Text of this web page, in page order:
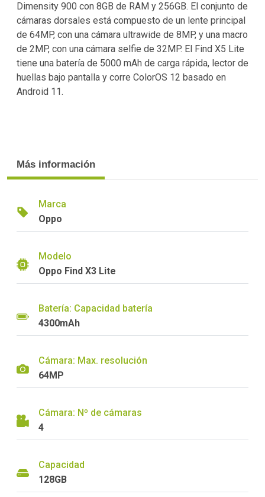
Dimensity 900 con 8GB de RAM y 256GB. El conjunto de
cámaras dorsales está compuesto de un lente principal
de 64MP, con una cámara ultrawide de 8MP, y una macro
de 2MP, con una cámara selfie de 32MP. El Find X5 Lite
tiene una batería de 5000 mAh de carga rápida, lector de
huellas bajo pantalla y corre ColorOS 12 basado en
Android 11.
Más información
Marca
Oppo
Modelo
Oppo Find X3 Lite
Batería: Capacidad batería
4300mAh
Cámara: Max. resolución
64MP
Cámara: Nº de cámaras
4
Capacidad
128GB